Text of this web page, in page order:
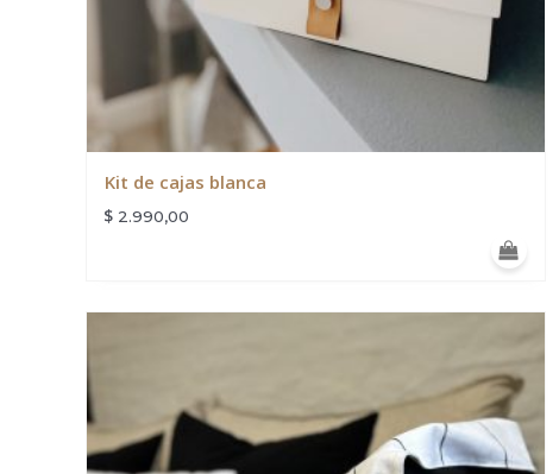
Kit de cajas blanca
$2.990,00